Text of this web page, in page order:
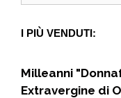
I PIÙ VENDUTI:
Milleanni
Extravergine di